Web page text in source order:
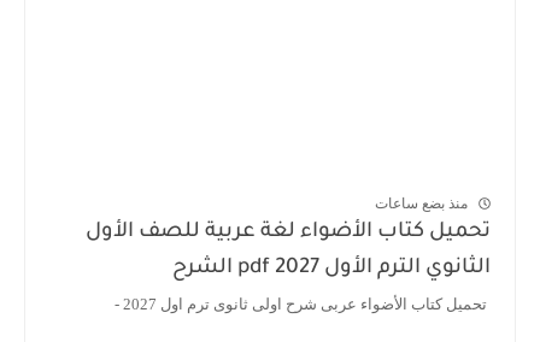
منذ بضع ساعات
تحميل كتاب الأضواء لغة عربية للصف الأول
الثانوي الترم الأول 2027 pdf الشرح
تحميل كتاب الأضواء عربى شرح اولى ثانوى ترم اول 2027 -